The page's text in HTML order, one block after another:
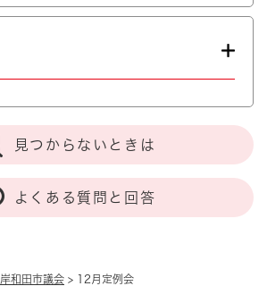
岸和田市議会 > 12月定例会
見つからないときは
よくある質問と回答